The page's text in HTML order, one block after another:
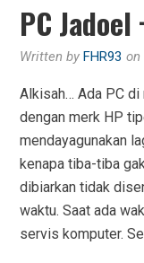
PC Jadoel
Written byFHR93 on
Alkisah… Ada PC di
dengan merk HP
mendayagunakan
kenapa tiba-tiba
dibiarkan tidak
waktu. Saat ada
servis komputer.